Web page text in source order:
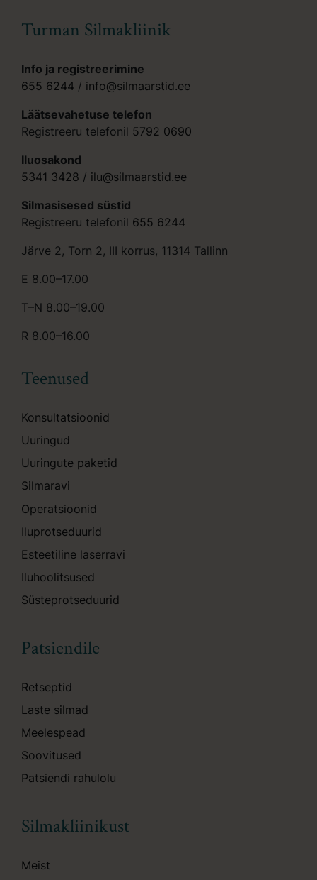
Turman Silmakliinik
Info ja registreerimine
655 6244 / info@silmaarstid.ee
Läätsevahetuse telefon
Registreeru telefonil 5792 0690
Iluosakond
5341 3428 / ilu@silmaarstid.ee
Silmasisesed süstid
Registreeru telefonil 655 6244
Järve 2, Torn 2, III korrus, 11314 Tallinn
E 8.00–17.00
T–N 8.00–19.00
R 8.00–16.00
Teenused
Konsultatsioonid
Uuringud
Uuringute paketid
Silmaravi
Operatsioonid
Iluprotseduurid
Esteetiline laserravi
Iluhoolitsused
Süsteprotseduurid
Patsiendile
Retseptid
Laste silmad
Meelespead
Soovitused
Patsiendi rahulolu
Silmakliinikust
Meist